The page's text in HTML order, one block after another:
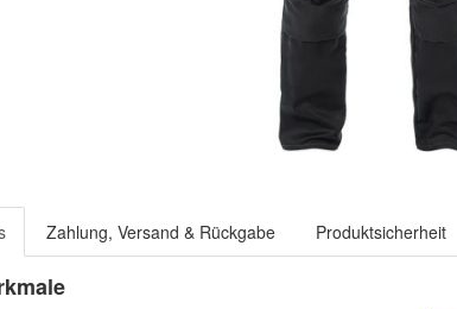
Zahlung, Versand & Rückgabe Produktsicherheit